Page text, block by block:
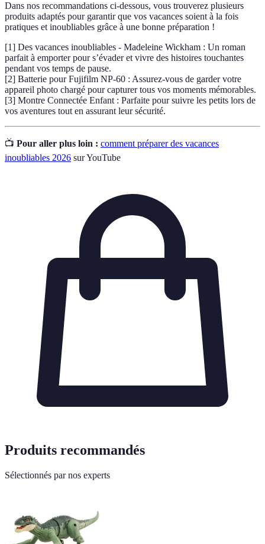
Dans nos recommandations ci-dessous, vous trouverez plusieurs
produits adaptés pour garantir que vos vacances soient à la fois
pratiques et inoubliables grâce à une bonne préparation !
[1] Des vacances inoubliables - Madeleine Wickham : Un roman
parfait à emporter pour s’évader et vivre des histoires touchantes
pendant vos temps de pause.
[2] Batterie pour Fujifilm NP-60 : Assurez-vous de garder votre
appareil photo chargé pour capturer tous vos moments mémorables.
[3] Montre Connectée Enfant : Parfaite pour suivre les petits lors de
vos aventures tout en assurant leur sécurité.
📺 Pour aller plus loin : comment préparer des vacances
inoubliables 2026 sur YouTube
Produits recommandés
Sélectionnés par nos experts